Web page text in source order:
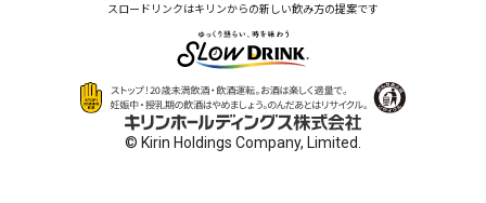
スロードリンクはキリンからの新しい飲み方の提案です
© Kirin Holdings Company, Limited.